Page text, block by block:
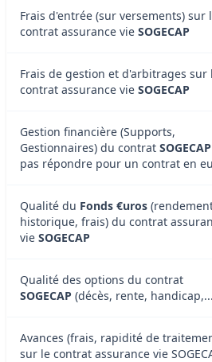
Frais d'entrée (sur versements) sur
contrat assurance vie SOGECAP
Frais de gestion et d'arbitrages sur
contrat assurance vie SOGECAP
Gestion financière (Supports,
Gestionnaires) du contrat SOGECAP
pas répondre pour un contrat en
Qualité du Fonds €uros
historique, frais) du contrat
vie SOGECAP
Qualité des options du contrat
SOGECAP (décès, rente,
Avances (frais, rapidité de
sur le contrat assurance vie